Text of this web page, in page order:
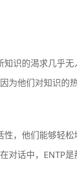
知识的渴求几乎
为他们对知识的
性，他们能够轻
对话中，ENTP